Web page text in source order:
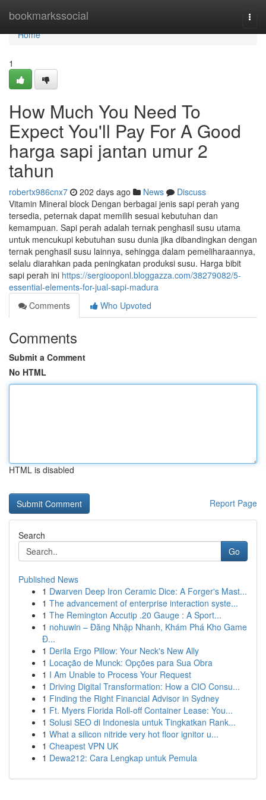
bookmarkssocial
Home
Home
1
How Much You Need To
Expect You'll Pay For A Good
harga sapi jantan umur 2
tahun
robertx986cnx7 202 days ago News
Discuss
Vitamin Mineral block Dengan berbagai jenis sapi perah yang
tersedia, peternak dapat memilih sesuai kebutuhan dan
kemampuan. Sapi perah adalah ternak penghasil susu utama
untuk mencukupi kebutuhan susu dunia jika dibandingkan dengan
ternak penghasil susu lainnya, sehingga dalam pemeliharaannya,
selalu diarahkan pada peningkatan produksi susu. Harga bibit
sapi perah ini https://sergiooponl.bloggazza.com/38279082/5-
essential-elements-for-jual-sapi-madura
Comments
Who Upvoted
Comments
Submit a Comment
No HTML
HTML is disabled
Report Page
Search
Go
Published News
1 Dwarven Deep Iron Ceramic Dice: A Forger's Mast...
1 The advancement of enterprise interaction syste...
1 The Remington Accutip .20 Gauge : A Sport...
1 nohuwin – Đăng Nhập Nhanh, Khám Phá Kho Game
Đ...
1 Derila Ergo Pillow: Your Neck's New Ally
1 Locação de Munck: Opções para Sua Obra
1 I Am Unable to Process Your Request
1 Driving Digital Transformation: How a CIO Consu...
1 Finding the Right Financial Advisor in Sydney
1 Ft. Myers Florida Roll-off Container Lease: You...
1 Solusi SEO di Indonesia untuk Tingkatkan Rank...
1 What a silicon nitride very hot floor ignitor u...
1 Cheapest VPN UK
1 Dewa212: Cara Lengkap untuk Pemula